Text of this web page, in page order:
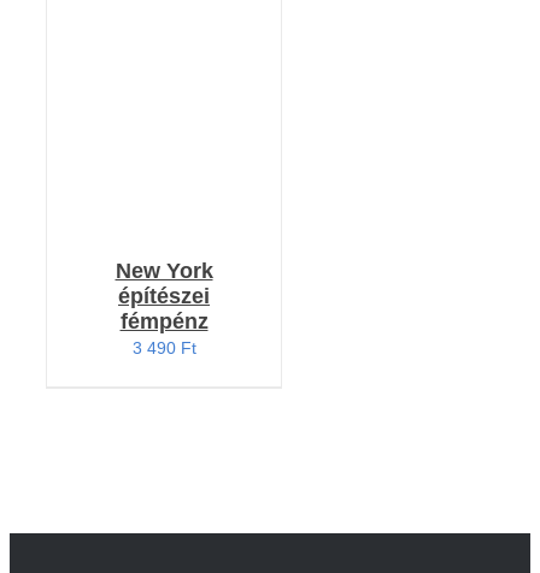
New York
építészei
fémpénz
3 490 Ft